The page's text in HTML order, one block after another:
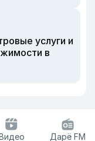
услуги и
в
Дарё FM